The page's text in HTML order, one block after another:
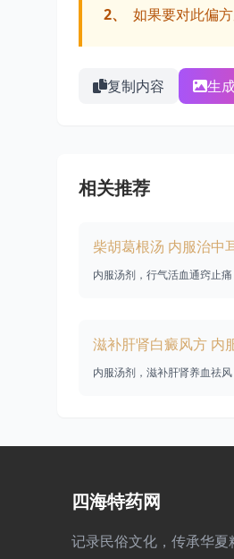
2、
如果要对此偏
复制内容 生
相关推荐
柴胡葛根汤 内服治中
内服汤剂，行气活血通窍止
滋补肝肾白癜风方 内
内服汤剂，滋补肝肾养血祛
四海特药网
记录民俗文化，传承华夏